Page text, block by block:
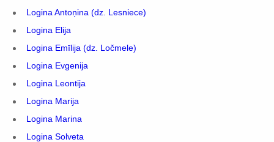
Logina Antoņina (dz. Lesniece)
Logina Elija
Logina Emīlija (dz. Ločmele)
Logina Evgenija
Logina Leontija
Logina Marija
Logina Marina
Logina Solveta